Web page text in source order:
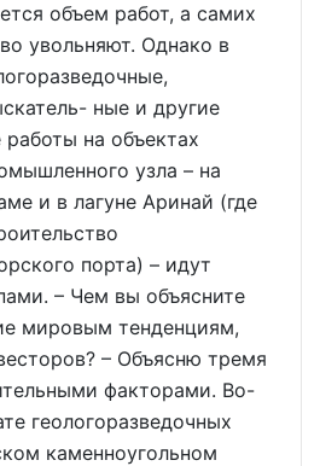
объем работ, а самих
увольняют. Однако в
ные и другие
на объектах
узла – на
и в лагуне Аринай (где
порта) – идут
– Чем вы объясните
мировым тенденциям,
– Объясню тремя
факторами. Во-
геологоразведочных
каменноугольном